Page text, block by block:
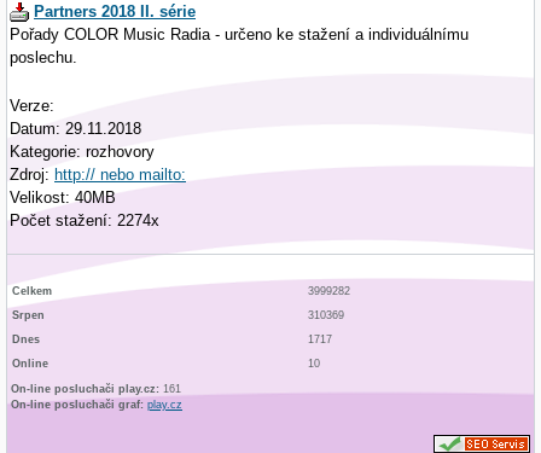
Partners 2018 II. série
Pořady COLOR Music Radia - určeno ke stažení a individuálnímu
poslechu.
Verze:
Datum: 29.11.2018
Kategorie: rozhovory
Zdroj: http:// nebo mailto:
Velikost: 40MB
Počet stažení: 2274x
Celkem
3999282
Srpen
310369
Dnes
1717
Online
10
On-line posluchači play.cz: 161
On-line posluchači graf: play.cz